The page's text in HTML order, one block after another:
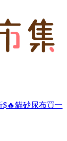
$🔥貓砂尿布買一